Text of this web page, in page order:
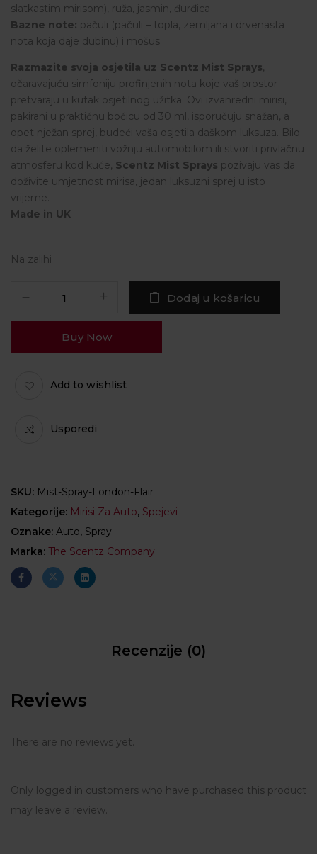
slatkastim mirisom), ruža, jasmin, đurđica
Bazne note: pačuli (pačuli – topla, zemljana i drvenasta
nota koja daje dubinu) i mošus
Razmazite svoja osjetila uz Scentz Mist Sprays,
očaravajuću simfoniju profinjenih nota koje vaš prostor
pretvaraju u kutak osjetilnog užitka. Ovi izvanredni mirisi,
pakirani u praktičnu bočicu od 30 ml, isporučuju snažan, a
opet nježan sprej, budeći vaša osjetila daškom luksuza. Bilo
da želite oplemeniti vožnju automobilom ili stvoriti privlačnu
atmosferu kod kuće, Scentz Mist Sprays pozivaju vas da
doživite umjetnost mirisa, jedan luksuzni sprej u isto
vrijeme.
Made in UK
Na zalihi
Dodaj u košaricu
Buy Now
Add to wishlist
Usporedi
SKU: Mist-Spray-London-Flair
Kategorije: Mirisi Za Auto, Spejevi
Oznake: Auto, Spray
Marka: The Scentz Company
Recenzije (0)
Reviews
There are no reviews yet.
Only logged in customers who have purchased this product
may leave a review.